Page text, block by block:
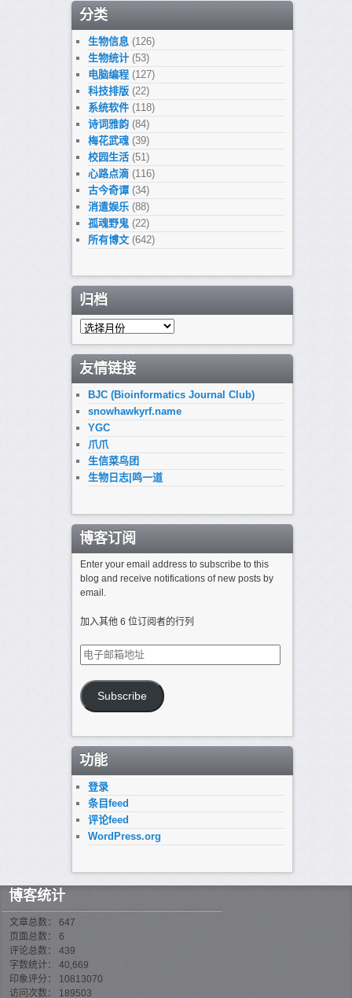
分类
生物信息 (126)
生物统计(53)
电脑编程(127)
科技排版(22)
系统软件(118)
诗词雅韵(84)
梅花武魂(39)
校园生活(51)
心路点滴(116)
古今奇谭(34)
消遣娱乐(88)
孤魂野鬼 (22)
所有博文(642)
归档
归
友情链接
BJC (Bioinformatics Journal Club)
snowhawkyrf.name
YGC
爪爪
生信菜鸟团
生物日志|鸣一道
博客订阅
Enter your email address to subscribe to this
blog and receive notifications of new posts by
email.
加入其他 6 位订阅者的行列
电
子
箱
地
Subscribe
功能
登录
条目feed
评论feed
WordPress.org
博客统计
文章总数： 647
页面总数： 6
评论总数： 439
字数统计： 40,669
印象评分： 10813070
访问次数： 189503